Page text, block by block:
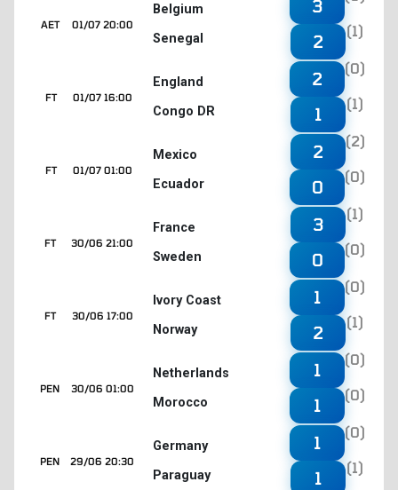
01/07 20:00
AET
Belgium
Senegal
3
2
(1)
01/07 16:00
FT
England
Congo DR
2
(0)
1
(1)
01/07 01:00
FT
Mexico
Ecuador
2
(2)
0
(0)
30/06 21:00
FT
France
Sweden
3
(1)
0
(0)
30/06 17:00
FT
Ivory Coast
Norway
1
(0)
2
(1)
30/06 01:00
PEN
Netherlands
Morocco
1
(0)
1
(0)
29/06 20:30
PEN
Germany
Paraguay
1
(0)
1
(1)